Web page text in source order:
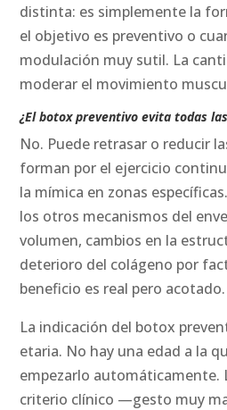
distinta: es simplemente la
el objetivo es preventivo o
modulación muy sutil. La
moderar el movimiento
¿El botox preventivo evita todas
No. Puede retrasar o reducir
forman por el ejercicio
la mímica en zonas
los otros mecanismos del
volumen, cambios en la
deterioro del colágeno por
beneficio es real pero acotado.
La indicación del botox
etaria. No hay una edad a la
empezarlo automáticamente.
criterio clínico —gesto muy